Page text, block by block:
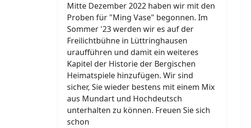
Mitte Dezember 2022 haben wir mit den
Proben für "Ming Vase" begonnen. Im
Sommer '23 werden wir es auf der
Freilichtbühne in Lüttringhausen
uraufführen und damit ein weiteres
Kapitel der Historie der Bergischen
Heimatspiele hinzufügen. Wir sind
sicher, Sie wieder bestens mit einem Mix
aus Mundart und Hochdeutsch
unterhalten zu können. Freuen Sie sich
schon